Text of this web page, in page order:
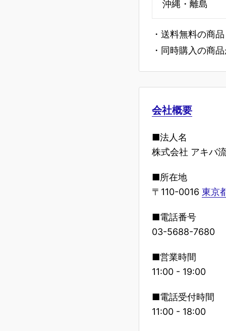
沖縄・離島
・送料無料の商
・同時購入の商
会社概要
■法人名
株式会社 アキバ
■所在地
〒110-0016 東京
■電話番号
03-5688-7680
■営業時間
11:00 - 19:00
■電話受付時間
11:00 - 18:00